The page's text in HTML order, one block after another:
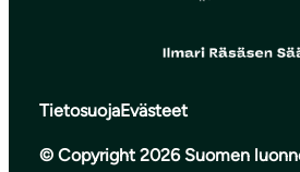
TietosuojaEvästeet
© Copyright 2026 Suomen